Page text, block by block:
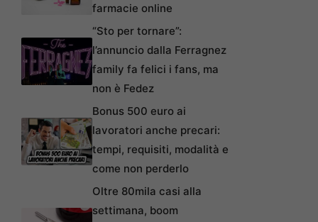
farmacie online
“Sto per tornare”:
l’annuncio dalla Ferragnez
family fa felici i fans, ma
non è Fedez
Bonus 500 euro ai
lavoratori anche precari:
tempi, requisiti, modalità e
come non perderlo
Oltre 80mila casi alla
settimana, boom